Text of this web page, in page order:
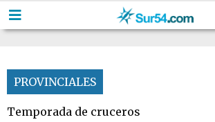
PROVINCIALES
Temporada de cruceros